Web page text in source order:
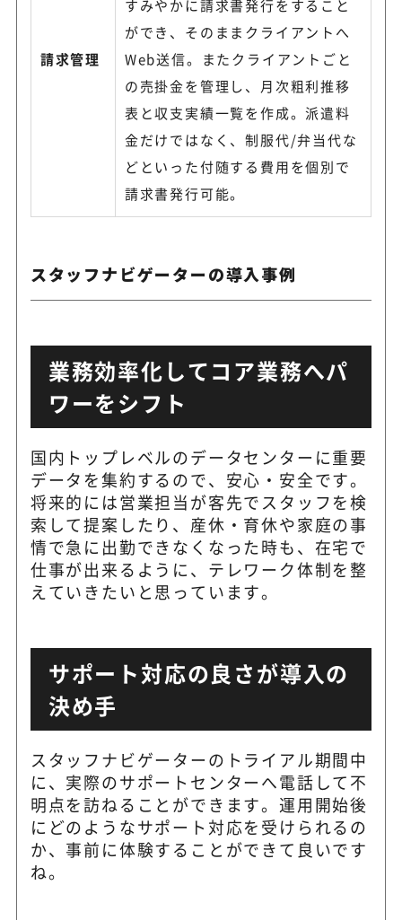
請求管理
すみやかに請求書発行をすること
ができ、そのままクライアントへ
Web送信。またクライアントごと
の売掛金を管理し、月次粗利推移
表と収支実績一覧を作成。派遣料
金だけではなく、制服代/弁当代な
どといった付随する費用を個別で
請求書発行可能。
スタッフナビゲーターの導入事例
業務効率化してコア業務へパ
ワーをシフト
国内トップレベルのデータセンターに重要
データを集約するので、安心・安全です。
将来的には営業担当が客先でスタッフを検
索して提案したり、産休・育休や家庭の事
情で急に出勤できなくなった時も、在宅で
仕事が出来るように、テレワーク体制を整
えていきたいと思っています。
サポート対応の良さが導入の
決め手
スタッフナビゲーターのトライアル期間中
に、実際のサポートセンターへ電話して不
明点を訪ねることができます。運用開始後
にどのようなサポート対応を受けられるの
か、事前に体験することができて良いです
ね。